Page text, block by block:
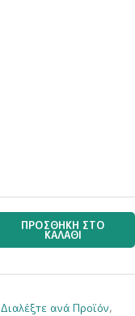
ΠΡΟΣΘΉΚΗ ΣΤΟ
ΚΑΛΆΘΙ
Διαλέξτε ανά Προϊόν,